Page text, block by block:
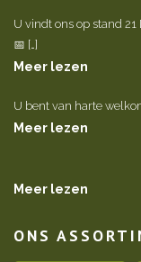
U vindt ons op stand
📅 […]
Meer lezen
U bent van harte
Meer lezen
Meer lezen
ONS